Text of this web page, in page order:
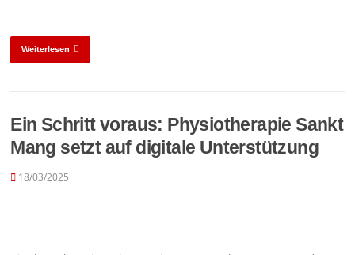
Weiterlesen
Ein Schritt voraus: Physiotherapie Sankt
Mang setzt auf digitale Unterstützung
18/03/2025